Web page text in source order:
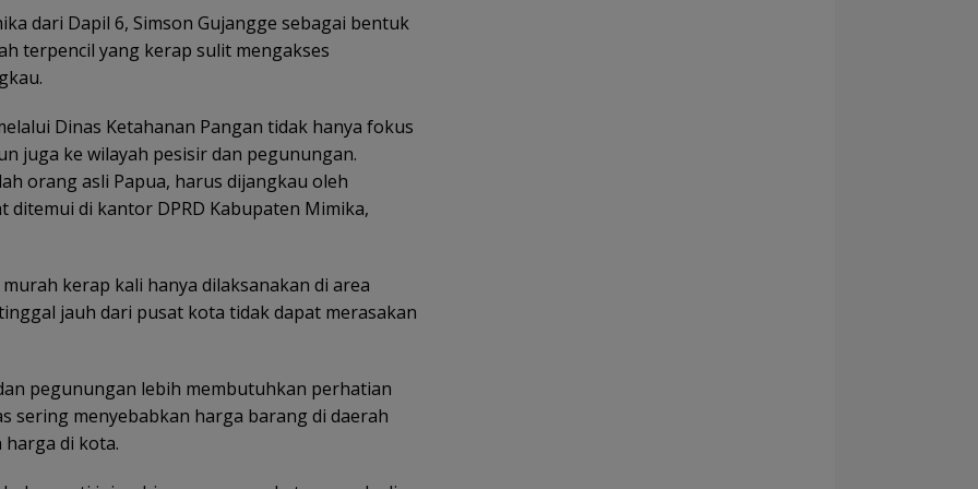
dari Dapil 6, Simson Gujangge sebagai bentuk
terpencil yang kerap sulit mengakses
Dinas Ketahanan Pangan tidak hanya fokus
juga ke wilayah pesisir dan pegunungan.
orang asli Papua, harus dijangkau oleh
ditemui di kantor DPRD Kabupaten Mimika,
kerap kali hanya dilaksanakan di area
jauh dari pusat kota tidak dapat merasakan
pegunungan lebih membutuhkan perhatian
sering menyebabkan harga barang di daerah
di kota.